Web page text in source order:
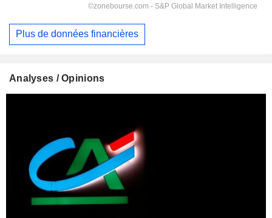
Plus de données financières
Analyses / Opinions